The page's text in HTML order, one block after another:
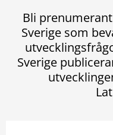
Bli
Sverige som
Sverige